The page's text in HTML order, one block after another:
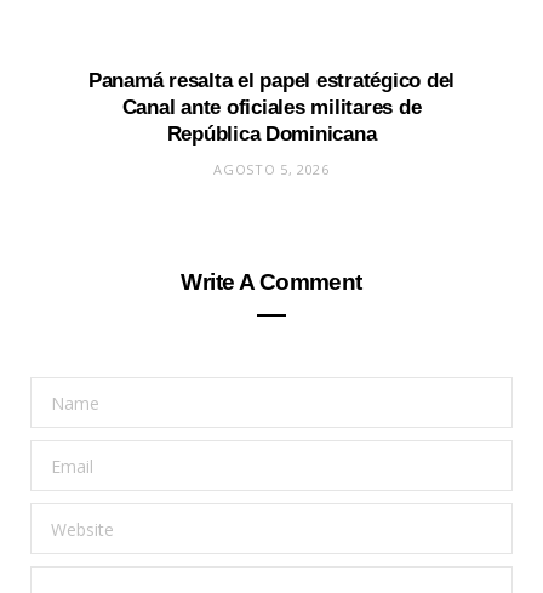
Panamá resalta el papel estratégico del
Canal ante oficiales militares de
República Dominicana
AGOSTO 5, 2026
Write A Comment